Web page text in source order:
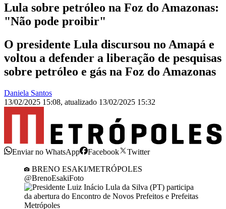
Lula sobre petróleo na Foz do Amazonas:
"Não pode proibir"
O presidente Lula discursou no Amapá e
voltou a defender a liberação de pesquisas
sobre petróleo e gás na Foz do Amazonas
Daniela Santos
13/02/2025 15:08, atualizado 13/02/2025 15:32
Enviar no WhatsApp Facebook
Twitter
BRENO ESAKI/METRÓPOLES
@BrenoEsakiFoto